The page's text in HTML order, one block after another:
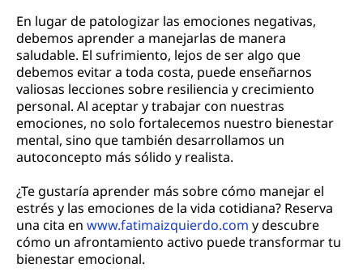
En lugar de patologizar las emociones negativas,
debemos aprender a manejarlas de manera
saludable. El sufrimiento, lejos de ser algo que
debemos evitar a toda costa, puede enseñarnos
valiosas lecciones sobre resiliencia y crecimiento
personal. Al aceptar y trabajar con nuestras
emociones, no solo fortalecemos nuestro bienestar
mental, sino que también desarrollamos un
autoconcepto más sólido y realista.
¿Te gustaría aprender más sobre cómo manejar el
estrés y las emociones de la vida cotidiana? Reserva
una cita en www.fatimaizquierdo.com y descubre
cómo un afrontamiento activo puede transformar tu
bienestar emocional.